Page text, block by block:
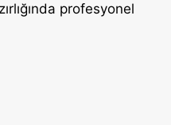
profesyonel